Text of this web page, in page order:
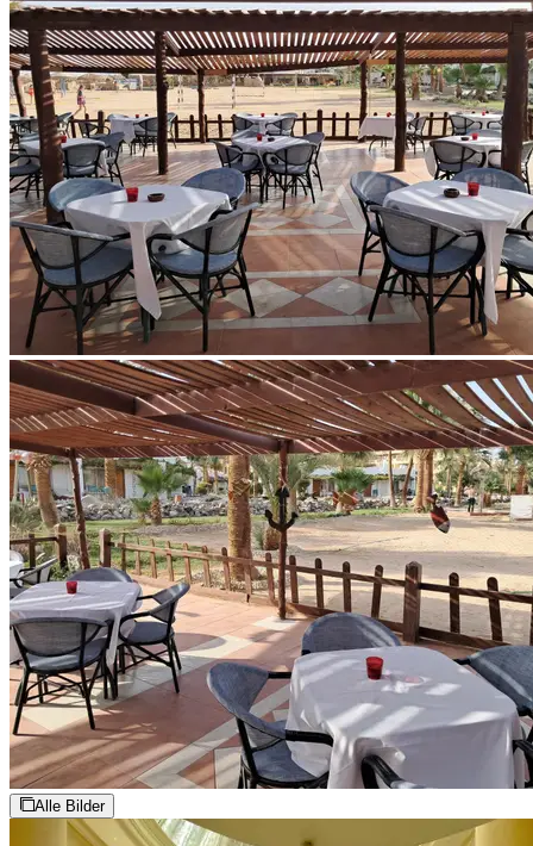
Alle Bilder